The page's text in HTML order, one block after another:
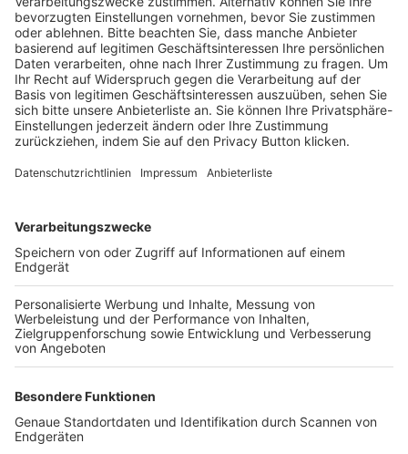
Schulungsangebot Vereinsmitarbeiter
BFV-Geschäftsstellen
Trainerbörse
Login SpielPlus
FOLGE DEM BFV
TOP-VEREINE
TOP-PARTNER